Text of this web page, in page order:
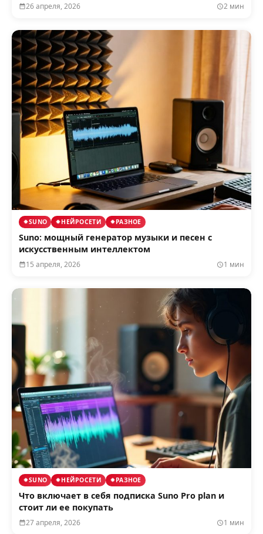
26 апреля, 2026 2 мин
SUNO НЕЙРОСЕТИ РАЗНОЕ
Suno: мощный генератор музыки и песен с
искусственным интеллектом
15 апреля, 2026 1 мин
SUNO НЕЙРОСЕТИ РАЗНОЕ
Что включает в себя подписка Suno Pro plan и
стоит ли ее покупать
27 апреля, 2026 1 мин